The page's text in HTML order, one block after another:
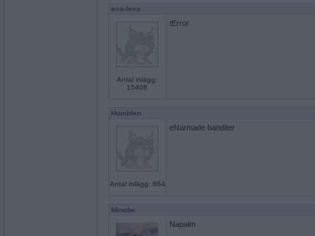
eva-leva
Antal inlägg:
15408
tError
Humblen
Antal inlägg: 664
eNarmade banditer
Minobe
Napalm